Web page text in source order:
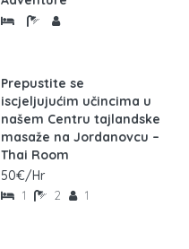
Prepustite se
iscjeljujućim učincima u
našem Centru tajlandske
masaže na Jordanovcu –
Thai Room
50€/Hr
1 2 1